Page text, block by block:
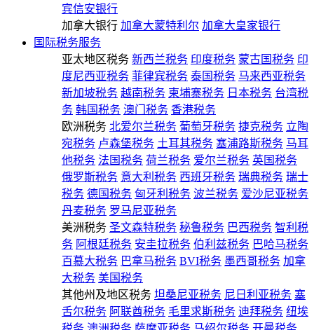
宾信安银行
加拿大银行 加拿大蒙特利尔 加拿大皇家银行
国际税务服务
亚太地区税务 新西兰税务 印度税务 蒙古国税务 印
度尼西亚税务 菲律宾税务 泰国税务 马来西亚税务
新加坡税务 越南税务 柬埔寨税务 日本税务 台湾税
务 韩国税务 澳门税务 香港税务
欧洲税务 北爱尔兰税务 葡萄牙税务 捷克税务 立陶
宛税务 卢森堡税务 土耳其税务 塞浦路斯税务 马耳
他税务 法国税务 荷兰税务 爱尔兰税务 英国税务
俄罗斯税务 意大利税务 西班牙税务 瑞典税务 瑞士
税务 德国税务 匈牙利税务 波兰税务 爱沙尼亚税务
丹麦税务 罗马尼亚税务
美洲税务 圣文森特税务 秘鲁税务 巴西税务 智利税
务 阿根廷税务 安圭拉税务 伯利兹税务 巴哈马税务
百慕大税务 巴拿马税务 BVI税务 墨西哥税务 加拿
大税务 美国税务
其他州及地区税务 坦桑尼亚税务 尼日利亚税务 塞
舌尔税务 阿联酋税务 毛里求斯税务 迪拜税务 纽埃